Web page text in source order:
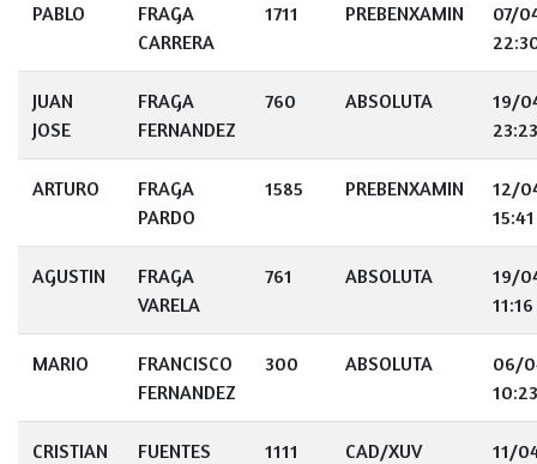
PABLO
FRAGA
CARRERA
1711 PREBENXAMIN
07/
JUAN
JOSE
FRAGA
FERNANDEZ
760 ABSOLUTA
19/
23:23
ARTURO
FRAGA
PARDO
1585 PREBENXAMIN
12/
15:41
AGUSTIN
FRAGA
VARELA
761 ABSOLUTA
19/
11:16
MARIO
FRANCISCO
FERNANDEZ
300 ABSOLUTA
06/
10:23
CRISTIAN
FUENTES
1111 CAD/XUV
11/